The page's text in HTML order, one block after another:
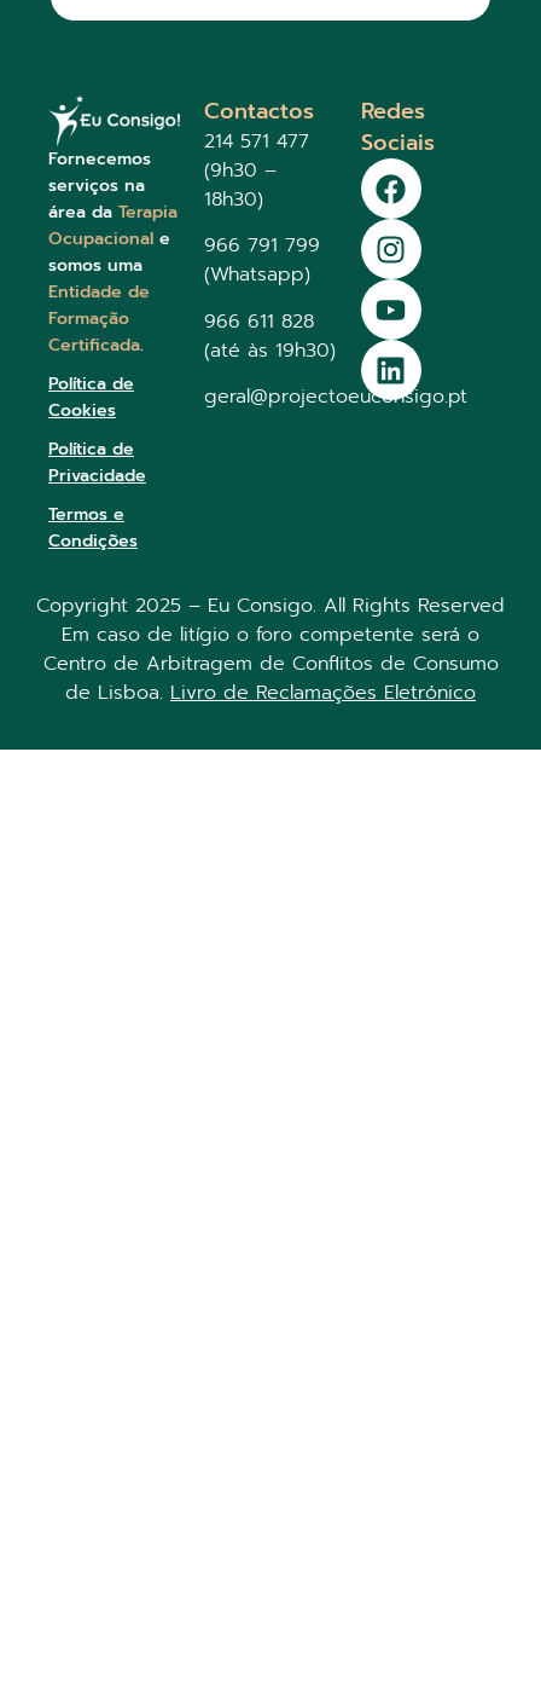
Fornecemos
serviços na
área da Terapia
Ocupacional e
somos uma
Entidade de
Formação
Certificada.
Política de
Cookies
Política de
Privacidade
Termos e
Condições
Contactos
214 571 477
(9h30 –
18h30)
966 791 799
(Whatsapp)
966 611 828
(até às 19h30)
geral@projectoeuconsigo.pt
Redes
Sociais
Copyright 2025 – Eu Consigo. All Rights Reserved
Em caso de litígio o foro competente será o
Centro de Arbitragem de Conflitos de Consumo
de Lisboa. Livro de Reclamações Eletrónico